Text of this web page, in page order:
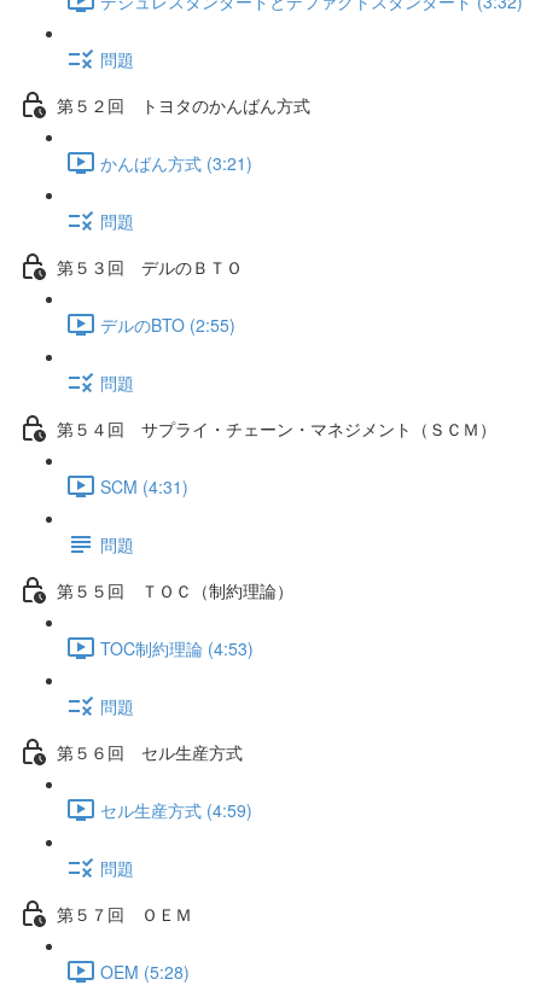
問題
第５２回 トヨタのかんばん方式
かんばん方式 (3:21)
問題
第５３回 デルのＢＴＯ
デルのBTO (2:55)
問題
第５４回 サプライ・チェーン・マネジメント（ＳＣＭ）
SCM (4:31)
問題
第５５回 ＴＯＣ（制約理論）
TOC制約理論 (4:53)
問題
第５６回 セル生産方式
セル生産方式 (4:59)
問題
第５７回 ＯＥＭ
OEM (5:28)